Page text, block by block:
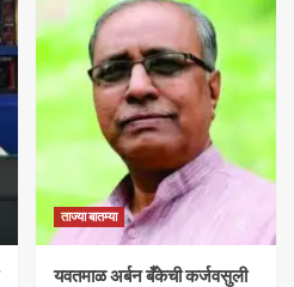
ताज्या बातम्या
​यवतमाळ अर्बन बँकेची कर्जवसुली